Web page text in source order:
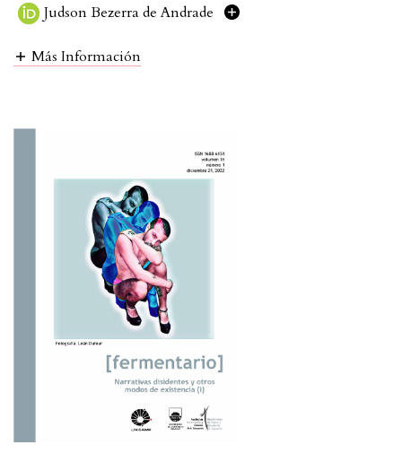
Judson Bezerra de Andrade
Más Información